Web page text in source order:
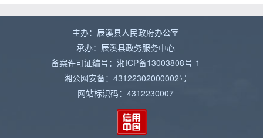
主办：辰溪县人民政府办公室
承办：辰溪县政务服务中心
备案许可证编号：湘ICP备13003808号-1
湘公网安备：43122302000002号
网站标识码：4312230007